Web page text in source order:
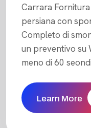
Carrara
persiana con
Completo di
un preventivo su
meno di 60
Learn More